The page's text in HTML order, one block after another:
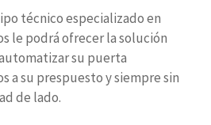
técnico especializado en
le podrá ofrecer la solución
su puerta
a su prespuesto y siempre sin
de lado.